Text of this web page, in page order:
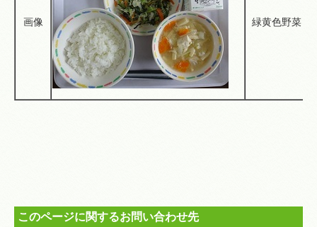
画像 緑黄色野菜
このページに関するお問い合わせ先